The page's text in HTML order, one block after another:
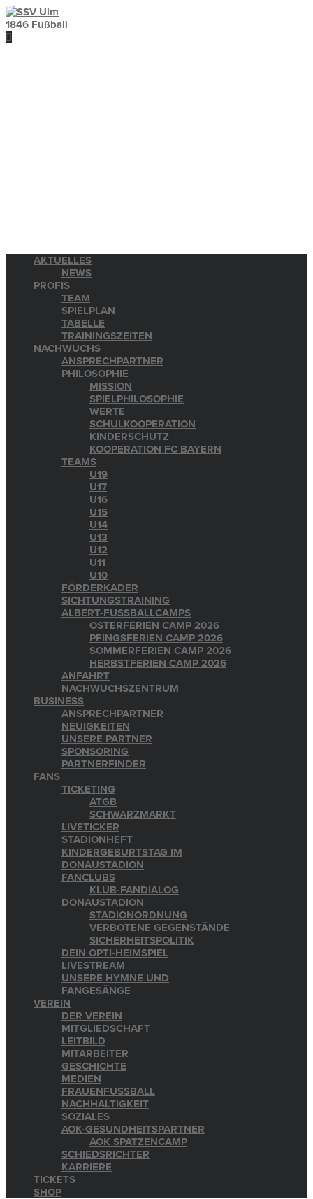
AKTUELLES
NEWS
PROFIS
TEAM
SPIELPLAN
TABELLE
TRAININGSZEITEN
NACHWUCHS
ANSPRECHPARTNER
PHILOSOPHIE
MISSION
SPIELPHILOSOPHIE
WERTE
SCHULKOOPERATION
KINDERSCHUTZ
KOOPERATION FC BAYERN
TEAMS
U19
U17
U16
U15
U14
U13
U12
U11
U10
FÖRDERKADER
SICHTUNGSTRAINING
ALBERT-FUSSBALLCAMPS
OSTERFERIEN CAMP 2026
PFINGSFERIEN CAMP 2026
SOMMERFERIEN CAMP 2026
HERBSTFERIEN CAMP 2026
ANFAHRT
NACHWUCHSZENTRUM
BUSINESS
ANSPRECHPARTNER
NEUIGKEITEN
UNSERE PARTNER
SPONSORING
PARTNERFINDER
FANS
TICKETING
ATGB
SCHWARZMARKT
LIVETICKER
STADIONHEFT
KINDERGEBURTSTAG IM
DONAUSTADION
FANCLUBS
KLUB-FANDIALOG
DONAUSTADION
STADIONORDNUNG
VERBOTENE GEGENSTÄNDE
SICHERHEITSPOLITIK
DEIN OPTI-HEIMSPIEL
LIVESTREAM
UNSERE HYMNE UND
FANGESÄNGE
VEREIN
DER VEREIN
MITGLIEDSCHAFT
LEITBILD
MITARBEITER
GESCHICHTE
MEDIEN
FRAUENFUSSBALL
NACHHALTIGKEIT
SOZIALES
AOK-GESUNDHEITSPARTNER
AOK SPATZENCAMP
SCHIEDSRICHTER
KARRIERE
TICKETS
SHOP